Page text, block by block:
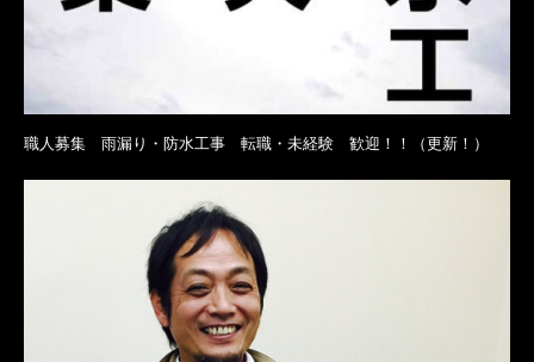
職人募集 雨漏り・防水工事 転職・未経験 歓迎！！（更新！）